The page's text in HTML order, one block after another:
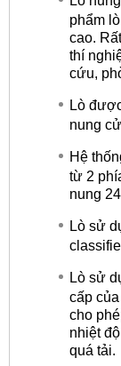
phẩm
cao.
thí
cứu,
Lò
nung
Hệ
từ 2
nung
Lò sử
Lò sử
cấp
cho
nhiệt
quá tải.